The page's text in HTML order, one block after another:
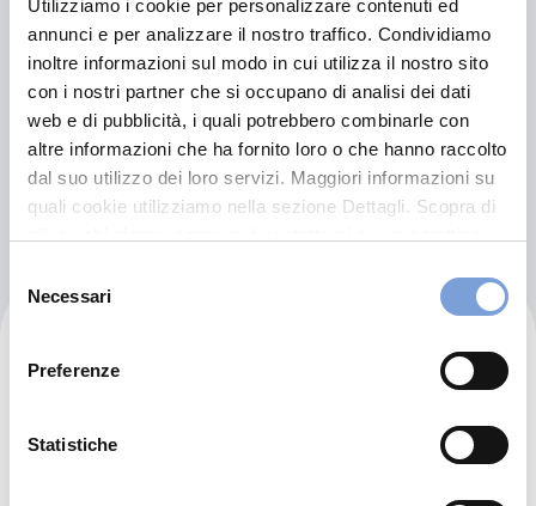
Utilizziamo i cookie per personalizzare contenuti ed
annunci e per analizzare il nostro traffico. Condividiamo
inoltre informazioni sul modo in cui utilizza il nostro sito
con i nostri partner che si occupano di analisi dei dati
web e di pubblicità, i quali potrebbero combinarle con
altre informazioni che ha fornito loro o che hanno raccolto
dal suo utilizzo dei loro servizi. Maggiori informazioni su
quali cookie utilizziamo nella sezione Dettagli. Scopra di
può trovare nel footer del sito nella sezione "Informativa
delNecessari
Preferenze
Statistiche
0931750611
INFO@CARROZZERIAVERGONE.COM
3381625245
Chiama ora
96100 Siracusa (SR)